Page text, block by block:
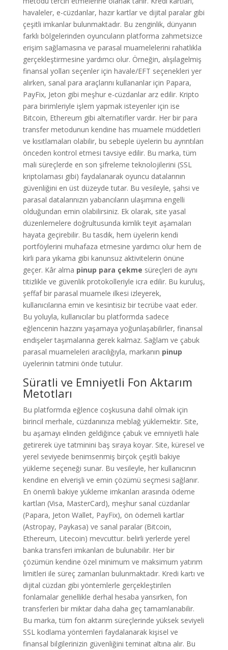
havaleler, e-cüzdanlar, hazır kartlar ve dijital paralar gibi
çeşitli imkanlar bulunmaktadır. Bu zenginlik, dünyanın
farklı bölgelerinden oyuncuların platforma zahmetsizce
erişim sağlamasına ve parasal muamelelerini rahatlıkla
gerçekleştirmesine yardımcı olur. Örneğin, alışılagelmiş
finansal yolları seçenler için havale/EFT seçenekleri yer
alırken, sanal para araçlarını kullananlar için Papara,
PayFix, Jeton gibi meşhur e-cüzdanlar arz edilir. Kripto
para birimleriyle işlem yapmak isteyenler için ise
Bitcoin, Ethereum gibi alternatifler vardır. Her bir para
transfer metodunun kendine has muamele müddetleri
ve kısıtlamaları olabilir, bu sebeple üyelerin bu ayrıntıları
önceden kontrol etmesi tavsiye edilir. Bu marka, tüm
mali süreçlerde en son şifreleme teknolojilerini (SSL
kriptolaması gibi) faydalanarak oyuncu datalarının
güvenliğini en üst düzeyde tutar. Bu vesileyle, şahsi ve
parasal datalarınızın yabancıların ulaşımına engelli
olduğundan emin olabilirsiniz. Ek olarak, site yasal
düzenlemelere doğrultusunda kimlik teyit aşamaları
hayata geçirebilir. Bu tasdik, hem üyelerin kendi
portföylerini muhafaza etmesine yardımcı olur hem de
kirli para yıkama gibi kanunsuz aktivitelerin önüne
geçer. Kâr alma pinup para çekme süreçleri de aynı
titizlikle ve güvenlik protokolleriyle icra edilir. Bu kuruluş,
şeffaf bir parasal muamele ilkesi izleyerek,
kullanıcılarına emin ve kesintisiz bir tecrübe vaat eder.
Bu yoluyla, kullanıcılar bu platformda sadece
eğlencenin hazzını yaşamaya yoğunlaşabilirler, finansal
endişeler taşımalarına gerek kalmaz. Sağlam ve çabuk
parasal muameleleri aracılığıyla, markanın pinup
üyelerinin tatmini önde tutulur.
Süratli ve Emniyetli Fon Aktarım
Metotları
Bu platformda eğlence coşkusuna dahil olmak için
birincil merhale, cüzdanınıza meblağ yüklemektir. Site,
bu aşamayı elinden geldiğince çabuk ve emniyetli hale
getirerek üye tatminini baş sıraya koyar. Site, küresel ve
yerel seviyede benimsenmiş birçok çeşitli bakiye
yükleme seçeneği sunar. Bu vesileyle, her kullanıcının
kendine en elverişli ve emin çözümü seçmesi sağlanır.
En önemli bakiye yükleme imkanları arasında ödeme
kartları (Visa, MasterCard), meşhur sanal cüzdanlar
(Papara, Jeton Wallet, PayFix), ön ödemeli kartlar
(Astropay, Paykasa) ve sanal paralar (Bitcoin,
Ethereum, Litecoin) mevcuttur. belirli yerlerde yerel
banka transferi imkanları de bulunabilir. Her bir
çözümün kendine özel minimum ve maksimum yatırım
limitleri ile süreç zamanları bulunmaktadır. Kredi kartı ve
dijital cüzdan gibi yöntemlerle gerçekleştirilen
fonlamalar genellikle derhal hesaba yansırken, fon
transferleri bir miktar daha daha geç tamamlanabilir.
Bu marka, tüm fon aktarım süreçlerinde yüksek seviyeli
SSL kodlama yöntemleri faydalanarak kişisel ve
finansal bilgilerinizin güvenliğini teminat altına alır. Bu